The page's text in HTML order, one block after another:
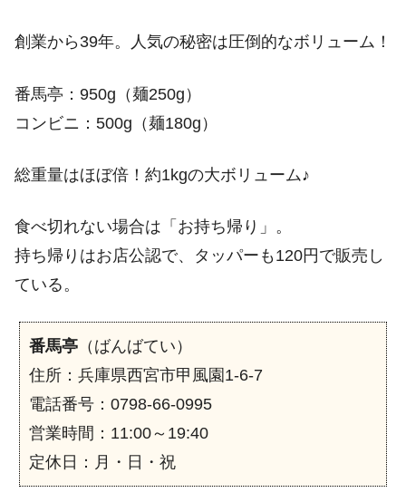
創業から39年。人気の秘密は圧倒的なボリューム！
番馬亭：950g（麺250g）
コンビニ：500g（麺180g）
総重量はほぼ倍！約1kgの大ボリューム♪
食べ切れない場合は「お持ち帰り」。
持ち帰りはお店公認で、タッパーも120円で販売し
ている。
番馬亭 （ばんばてい）
住所：兵庫県西宮市甲風園1-6-7
電話番号：0798-66-0995
営業時間：11:00～19:40
定休日：月・日・祝